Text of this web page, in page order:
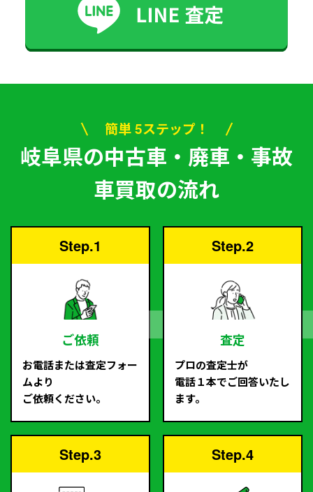
簡単 5ステップ！
岐阜県の中古車・廃車・事故
車買取の流れ
Step.1
ご依頼
お電話または査定フォー
ムより
ご依頼ください。
Step.2
査定
プロの査定士が
電話１本でご回答いたし
ます。
Step.3 Step.4